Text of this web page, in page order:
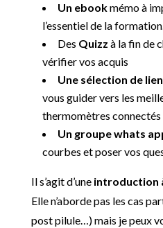
Un ebookmémo à
l’essentiel de la
Des Quizz à la fin de
vérifier vos acquis
Une sélection de
vous guider vers les
thermomètres
Un groupe whats
courbes et poser vos
Il s’agit d’une introduction
Elle n’aborde pas les cas
post pilule…) mais je peux